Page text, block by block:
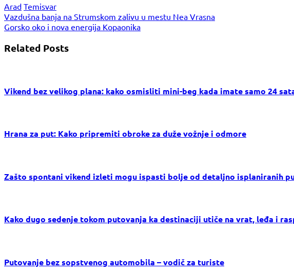
Arad Temisvar
Кретање
чланка
Vazdušna banja na Strumskom zalivu u mestu Nea Vrasna
Gorsko oko i nova energija Kopaonika
Related Posts
Vikend bez velikog plana: kako osmisliti mini-beg kada imate samo 24
Hrana za put: Kako pripremiti obroke za duže vožnje i odmore
Zašto spontani vikend izleti mogu ispasti bolje od detaljno isplaniranih
Kako dugo sedenje tokom putovanja ka destinaciji utiče na vrat, leđa i
Putovanje bez sopstvenog automobila – vodič za turiste